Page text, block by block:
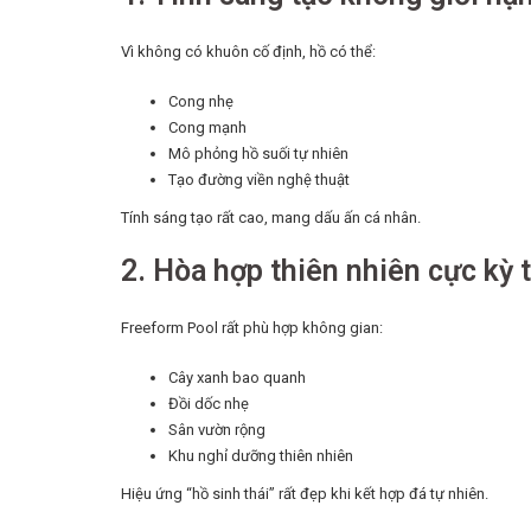
Vì không có khuôn cố định, hồ có thể:
Cong nhẹ
Cong mạnh
Mô phỏng hồ suối tự nhiên
Tạo đường viền nghệ thuật
Tính sáng tạo rất cao, mang dấu ấn cá nhân.
2. Hòa hợp thiên nhiên cực kỳ
Freeform Pool rất phù hợp không gian:
Cây xanh bao quanh
Đồi dốc nhẹ
Sân vườn rộng
Khu nghỉ dưỡng thiên nhiên
Hiệu ứng “hồ sinh thái” rất đẹp khi kết hợp đá tự nhiên.